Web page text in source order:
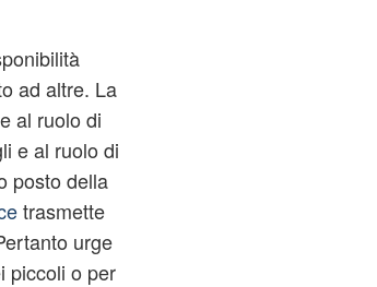
ad altre. La
al ruolo di
e al ruolo di
posto della
trasmette
urge
piccoli o per